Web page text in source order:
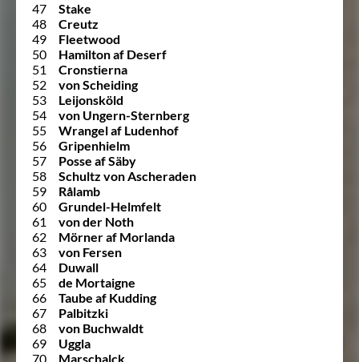
47
Stake
48
Creutz
49
Fleetwood
50
Hamilton af Deserf
51
Cronstierna
52
von Scheiding
53
Leijonsköld
54
von Ungern-Sternberg
55
Wrangel af Ludenhof
56
Gripenhielm
57
Posse af Säby
58
Schultz von Ascheraden
59
Rålamb
60
Grundel-Helmfelt
61
von der Noth
62
Mörner af Morlanda
63
von Fersen
64
Duwall
65
de Mortaigne
66
Taube af Kudding
67
Palbitzki
68
von Buchwaldt
69
Uggla
70
Marschalck